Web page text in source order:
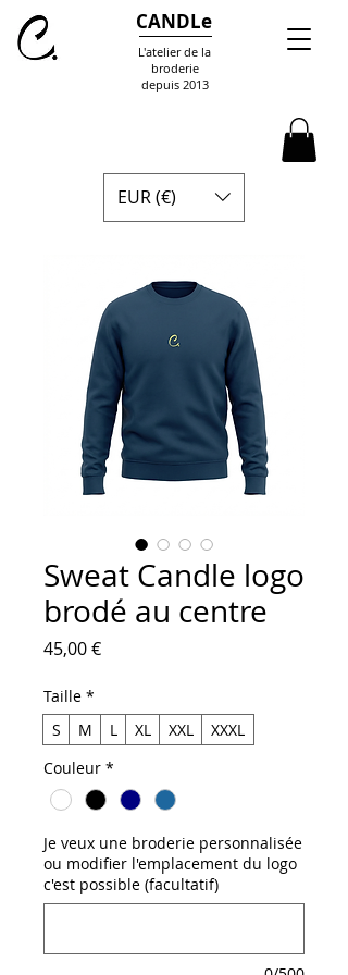
CANDLe
L'atelier de la
broderie
depuis 2013
EUR (€)
Sweat Candle logo
brodé au centre
45,00 €Prix
Taille *
S
M L XL XXL
XXXL
Couleur *
Je veux une broderie personnalisée
ou modifier l'emplacement du logo
c'est possible (facultatif)